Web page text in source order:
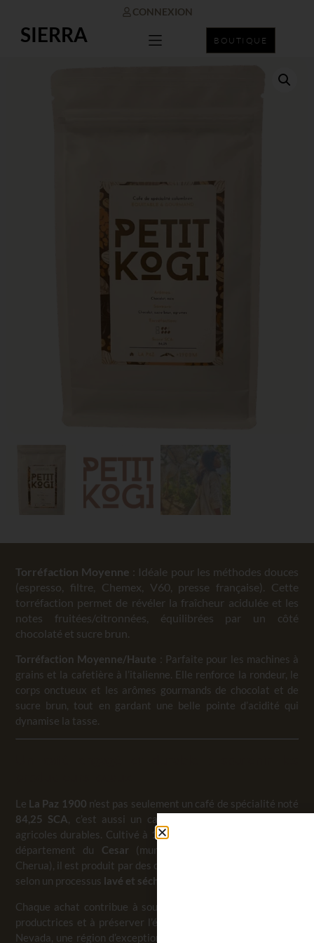
CONNEXION
SIERRA BOUTIQUE
Torréfaction Moyenne : Idéale pour les méthodes douces
(espresso, filtre, Chemex, V60, presse française). Cette
torréfaction permet de révéler la fraîcheur acidulée et les
notes fruitées/citronnées, équilibrées par un côté
chocolaté et sucre brun.
Torréfaction Moyenne/Haute : Parfaite pour les machines à
grains et la cafetière à l’italienne. Elle renforce la rondeur, le
corps onctueux et les arômes gourmands de chocolat et de
sucre brun, tout en gardant une belle pointe d’acidité qui
dynamise la tasse.
Le La Paz 1900 n’est pas seulement un café de spécialité noté
84,25 SCA, c’est aussi un café qui valorise des pratiques
agricoles durables. Cultivé à 1900 mètres d’altitude
département du Cesar(municipalité de La Paz, vereda
Cherua), il est produit par des communautés indigènes locales
selon un processus lavé et séché au soleil
Chaque achat contribue à soutenir directement les familles
productrices et à préserver l’écosystème unique de la Sierra
Nevada, une région d’exception où la culture du café s’allie à